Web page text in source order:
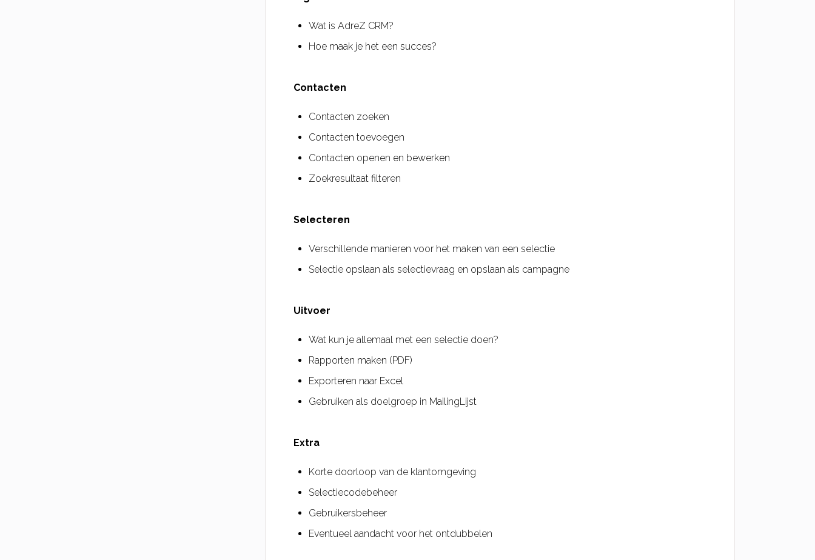
Wat is AdreZ CRM?
Hoe maak je het een succes?
Contacten
Contacten zoeken
Contacten toevoegen
Contacten openen en bewerken
Zoekresultaat filteren
Selecteren
Verschillende manieren voor het maken van een selectie
Selectie opslaan als selectievraag en opslaan als campagne
Uitvoer
Wat kun je allemaal met een selectie doen?
Rapporten maken (PDF)
Exporteren naar Excel
Gebruiken als doelgroep in MailingLijst
Extra
Korte doorloop van de klantomgeving
Selectiecodebeheer
Gebruikersbeheer
Eventueel aandacht voor het ontdubbelen